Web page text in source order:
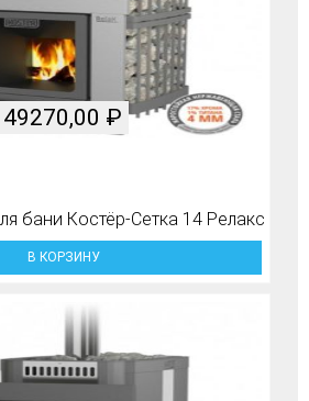
бани Костёр-Сетка 14 Релакс
49270,00 ₽
В КОРЗИНУ